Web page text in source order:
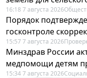
16:18 7 августа 2026
Порядок
госконтроле
15:57 7 августа 2026
Минздрав России
медпомощи детям
15:34 7 августа 2026